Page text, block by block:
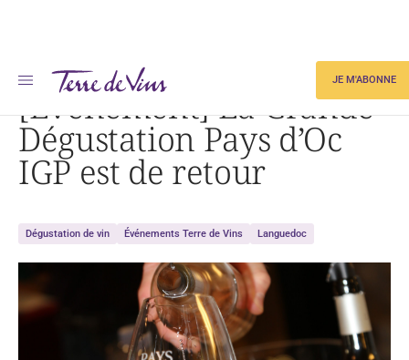
JE M'ABONNE
Accueil [Événement] La Grande Dégustation Pays d’Oc IGP est de retour
[Événement] La Grande
Dégustation Pays d’Oc
IGP est de retour
Dégustation de vin Événements Terre de Vins Languedoc